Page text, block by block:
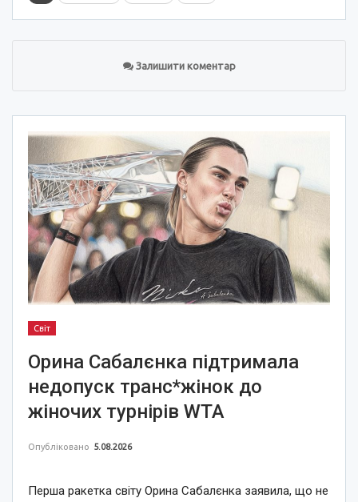
Залишити коментар
Світ
Орина Сабалєнка підтримала
недопуск транс*жінок до
жіночих турнірів WTA
Опубліковано 5.08.2026
Перша ракетка світу Орина Сабалєнка заявила, що не